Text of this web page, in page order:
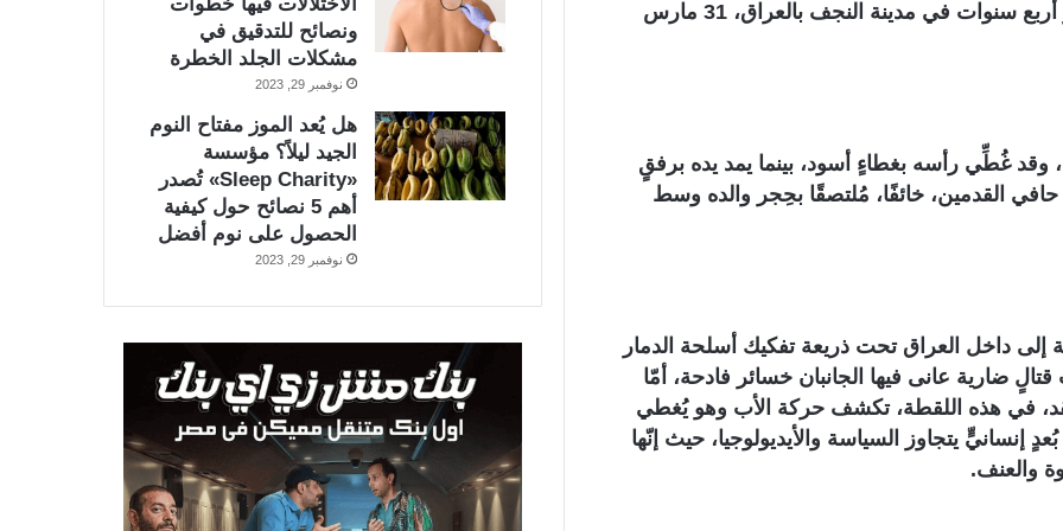
أسير حربٍ عراقي يُواسي ابنه البالغ من العمر أربع سنوات في مدينة النجف بالعراق، 31 مارس
غُطِّي رأسه بغطاءٍ أسود، بينما يمد يده برفقٍ
القدمين، خائفًا، مُلتصقًا بحِجر والده وسط
الأمريكية إلى داخل العراق تحت ذريعة تفكيك أسلحة الدمار
ضارية عانى فيها الجانبان خسائر فادحة، أمّا
في هذه اللقطة، تكشف حركة الأب وهو يُغطي
يتجاوز السياسة والأيديولوجيا، حيث إنّها
والعنف.
ونصائح للتدقيق في
مشكلات الجلد الخطرة
نوفمبر 29, 2023
هل يُعد الموز مفتاح النوم
الجيد ليلاً؟ مؤسسة
«Sleep Charity» تُصدر
أهم 5 نصائح حول كيفية
الحصول على نوم أفضل
نوفمبر 29, 2023